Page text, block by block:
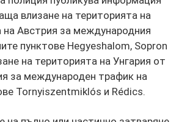
влизане на територията на
на Австрия за международния
пунктове Hegyeshalom, Sopron
на територията на Унгария от
за международен трафик на
Tornyiszentmiklós и Rédics.